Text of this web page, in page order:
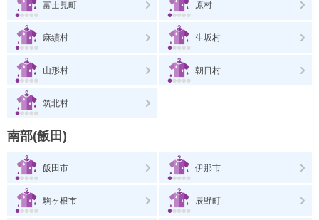
富士見町 原村
麻績村 生坂村
山形村 朝日村
筑北村
南部(飯田)
飯田市 伊那市
駒ヶ根市 辰野町